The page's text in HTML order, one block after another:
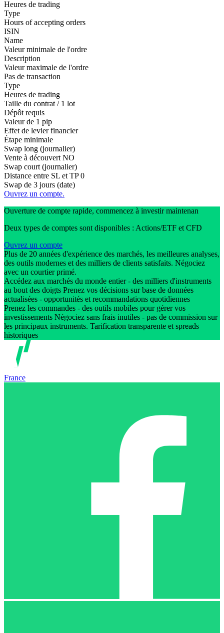
Heures de trading
Type
Hours of accepting orders
ISIN
Name
Valeur minimale de l'ordre
Description
Valeur maximale de l'ordre
Pas de transaction
Type
Heures de trading
Taille du contrat / 1 lot
Dépôt requis
Valeur de 1 pip
Effet de levier financier
Étape minimale
Swap long (journalier)
Vente à découvert NO
Swap court (journalier)
Distance entre SL et TP 0
Swap de 3 jours (date)
Ouvrez un compte.
Ouverture de compte rapide, commencez à investir maintenan
Deux types de comptes sont disponibles : Actions/ETF et CFD
Ouvrez un compte
Plus de 20 années d'expérience des marchés, les meilleures analyses,
des outils modernes et des milliers de clients satisfaits. Négociez
avec un courtier primé.
Accédez aux marchés du monde entier - des milliers d'instruments
au bout des doigts Prenez vos décisions sur base de données
actualisées - opportunités et recommandations quotidiennes
Prenez les commandes - des outils mobiles pour gérer vos
investissements Négociez sans frais inutiles - pas de commission sur
les principaux instruments. Tarification transparente et spreads
historiques
France